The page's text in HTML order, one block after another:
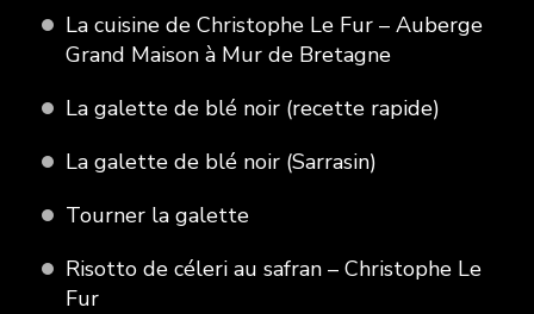
La cuisine de Christophe Le Fur – Auberge
Grand Maison à Mur de Bretagne
La galette de blé noir (recette rapide)
La galette de blé noir (Sarrasin)
Tourner la galette
Risotto de céleri au safran – Christophe Le
Fur